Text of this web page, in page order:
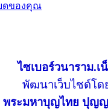
ดของคุณ
ไซเบอร์วนาราม.เ
พัฒนาเว็บไชด์โด
พระมหาบุญไทย ปุญ